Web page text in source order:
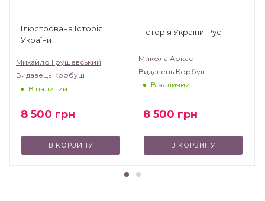
Ілюстрована Історія
України
Михайло Грушевський
Видавець Корбуш
В наличии
8 500 грн
В КОРЗИНУ
Історія України-Русі
Микола Аркас
Видавець Корбуш
В наличии
8 500 грн
В КОРЗИНУ